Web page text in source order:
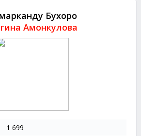
Бухоро
Амонкулова
1 699